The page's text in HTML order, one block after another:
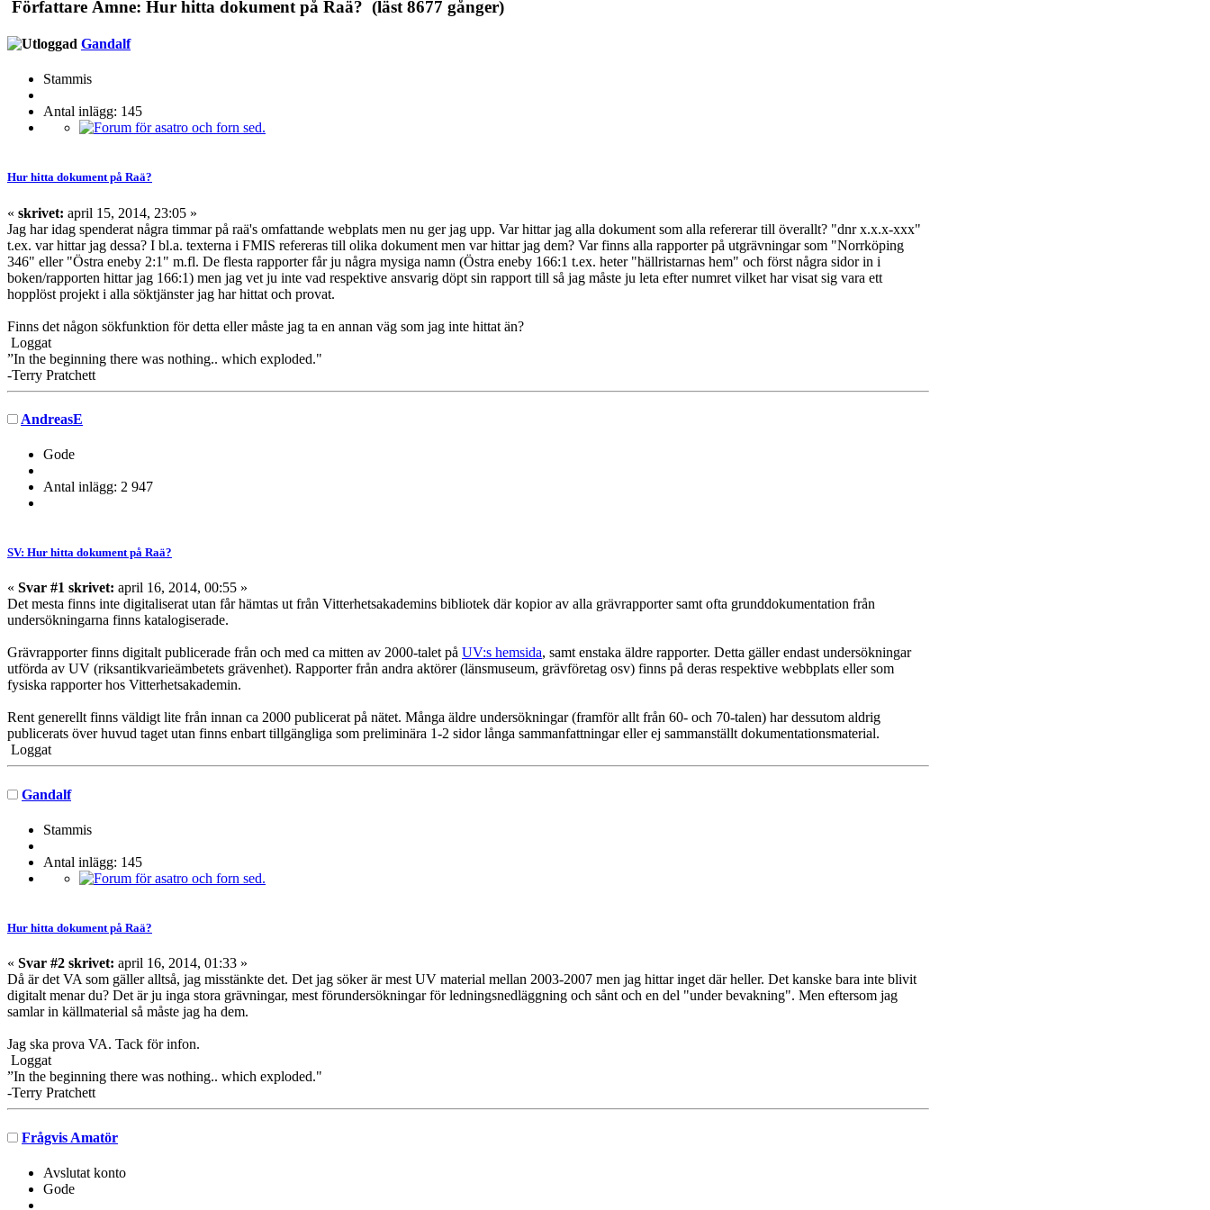
Författare Ämne: Hur hitta dokument på Raä? (läst 8677 gånger)
Gandalf
Stammis
Antal inlägg: 145
Hur hitta dokument på Raä?
« skrivet: april 15, 2014, 23:05 »
Jag har idag spenderat några timmar på raä's omfattande webplats men nu ger jag upp. Var hittar jag alla dokument som alla refererar till överallt? "dnr x.x.x-xxx"
t.ex. var hittar jag dessa? I bl.a. texterna i FMIS refereras till olika dokument men var hittar jag dem? Var finns alla rapporter på utgrävningar som "Norrköping
346" eller "Östra eneby 2:1" m.fl. De flesta rapporter får ju några mysiga namn (Östra eneby 166:1 t.ex. heter "hällristarnas hem" och först några sidor in i
boken/rapporten hittar jag 166:1) men jag vet ju inte vad respektive ansvarig döpt sin rapport till så jag måste ju leta efter numret vilket har visat sig vara ett
hopplöst projekt i alla söktjänster jag har hittat och provat.
Finns det någon sökfunktion för detta eller måste jag ta en annan väg som jag inte hittat än?
Loggat
”In the beginning there was nothing.. which exploded."
-Terry Pratchett
AndreasE
Gode
Antal inlägg: 2 947
SV: Hur hitta dokument på Raä?
« Svar #1 skrivet: april 16, 2014, 00:55 »
Det mesta finns inte digitaliserat utan får hämtas ut från Vitterhetsakademins bibliotek där kopior av alla grävrapporter samt ofta grunddokumentation från
undersökningarna finns katalogiserade.
Grävrapporter finns digitalt publicerade från och med ca mitten av 2000-talet på UV:s hemsida, samt enstaka äldre rapporter. Detta gäller endast undersökningar
utförda av UV (riksantikvarieämbetets grävenhet). Rapporter från andra aktörer (länsmuseum, grävföretag osv) finns på deras respektive webbplats eller som
fysiska rapporter hos Vitterhetsakademin.
Rent generellt finns väldigt lite från innan ca 2000 publicerat på nätet. Många äldre undersökningar (framför allt från 60- och 70-talen) har dessutom aldrig
publicerats över huvud taget utan finns enbart tillgängliga som preliminära 1-2 sidor långa sammanfattningar eller ej sammanställt dokumentationsmaterial.
Loggat
Gandalf
Stammis
Antal inlägg: 145
Hur hitta dokument på Raä?
« Svar #2 skrivet: april 16, 2014, 01:33 »
Då är det VA som gäller alltså, jag misstänkte det. Det jag söker är mest UV material mellan 2003-2007 men jag hittar inget där heller. Det kanske bara inte blivit
digitalt menar du? Det är ju inga stora grävningar, mest förundersökningar för ledningsnedläggning och sånt och en del "under bevakning". Men eftersom jag
samlar in källmaterial så måste jag ha dem.
Jag ska prova VA. Tack för infon.
Loggat
”In the beginning there was nothing.. which exploded."
-Terry Pratchett
Frågvis Amatör
Avslutat konto
Gode